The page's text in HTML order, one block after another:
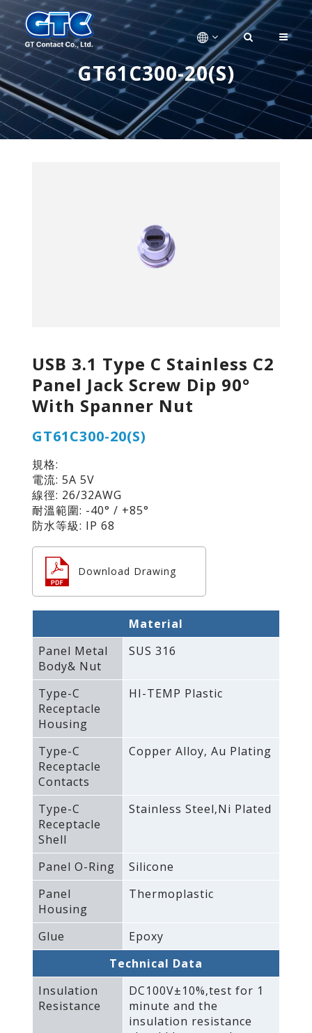
GT61C300-20(S)
USB 3.1 Type C Stainless C2
Panel Jack Screw Dip 90°
With Spanner Nut
GT61C300-20(S)
規格:
電流: 5A 5V
線徑: 26/32AWG
耐溫範圍: -40° / +85°
防水等級: IP 68
Download Drawing
Material
Panel Metal
Body& Nut
SUS 316
Type-C
Receptacle
Housing
HI-TEMP Plastic
Type-C
Receptacle
Contacts
Copper Alloy‚ Au Plating
Type-C
Receptacle
Shell
Stainless Steel‚Ni Plated
Panel O-Ring
Silicone
Panel
Housing
Thermoplastic
Glue
Epoxy
Technical Data
Insulation
Resistance
DC100V±10%‚test for 1
minute and the
insulation resistance